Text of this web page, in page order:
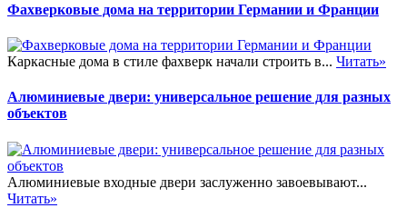
Фахверковые дома на территории Германии и Франции
Каркасные дома в стиле фахверк начали строить в... Читать»
Алюминиевые двери: универсальное решение для разных
объектов
Алюминиевые входные двери заслуженно завоевывают...
Читать»